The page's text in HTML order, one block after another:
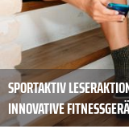
SPORTAKTIV
INNOVATIVE